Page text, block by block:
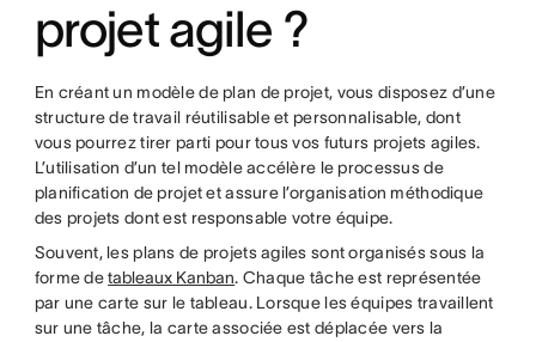
projet agile ?
En créant un modèle de plan de projet, vous disposez d’une
structure de travail réutilisable et personnalisable, dont
vous pourrez tirer parti pour tous vos futurs projets agiles.
L’utilisation d’un tel modèle accélère le processus de
planification de projet et assure l’organisation méthodique
des projets dont est responsable votre équipe.
Souvent, les plans de projets agiles sont organisés sous la
forme detableaux Kanban. Chaque tâche est représentée
par une carte sur le tableau. Lorsque les équipes travaillent
sur une tâche, la carte associée est déplacée vers la